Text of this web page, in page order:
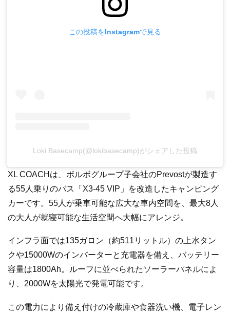
この投稿をInstagramで見る
Loki Basecamp(@lokibasecamp)がシェアした投稿
XL COACHは、ボルボグループ子会社のPrevostが製造す
る55人乗りのバス「X3-45 VIP」を改造したキャンピング
カーです。55人が乗車可能な広大な車内空間を、最大8人
の大人が就寝可能な生活空間へ大幅にアレンジ。
インフラ面では135ガロン（約511リットル）の上水タン
クや15000Wのインバーターと充電器を備え、バッテリー
容量は1800Ah。ルーフに並べられたソーラーパネルによ
り、2000Wを太陽光で発電可能です。
この電力により備え付けの冷蔵庫や食器洗い機、電子レン